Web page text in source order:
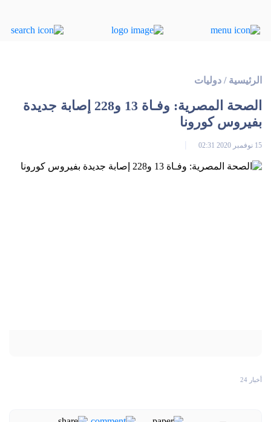
الرئيسية / دوليات
الصحة المصرية: وفـاة 13 و228 إصابة جديدة
بفيروس كورونا
15 نوفمبر 2020 02:31
أخبار 24